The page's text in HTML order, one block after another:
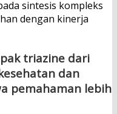
sintesis kompleks
dengan kinerja
triazine dari
dan
pemahaman lebih